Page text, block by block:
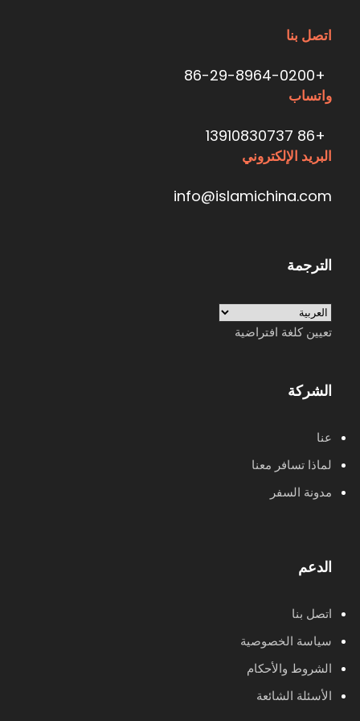
اتصل بنا
+86-29-8964-0200
واتساب
+86 13910830737
البريد الإلكتروني
info@islamichina.com
الترجمة
تعيين كلغة افتراضية
الشركة
عنا
لماذا تسافر معنا
مدونة السفر
الدعم
اتصل بنا
سياسة الخصوصية
الشروط والأحكام
الأسئلة الشائعة